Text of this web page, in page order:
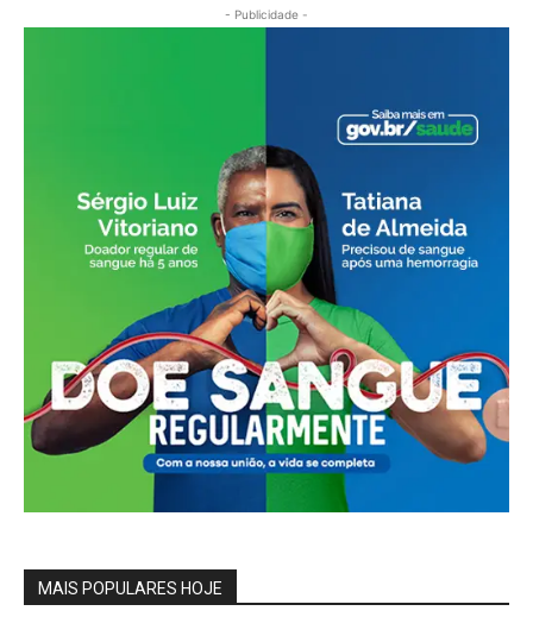
- Publicidade -
MAIS POPULARES HOJE